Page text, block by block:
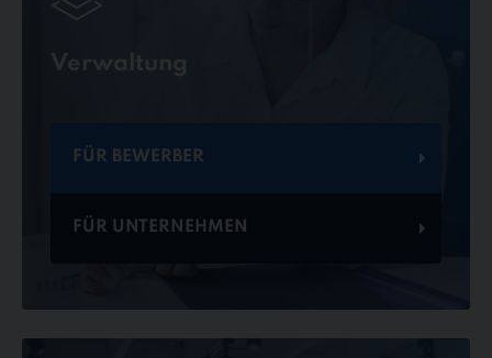
Verwaltung
FÜR BEWERBER
FÜR UNTERNEHMEN